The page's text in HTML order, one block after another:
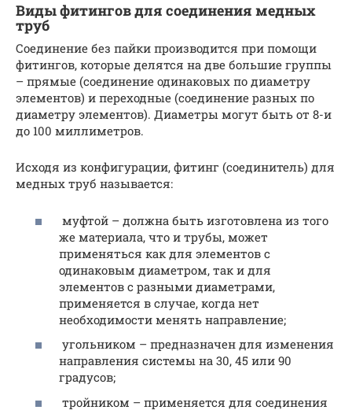
Виды фитингов для соединения медных
труб
Соединение без пайки производится при помощи
фитингов, которые делятся на две большие группы
– прямые (соединение одинаковых по диаметру
элементов) и переходные (соединение разных по
диаметру элементов). Диаметры могут быть от 8-и
до 100 миллиметров.
Исходя из конфигурации, фитинг (соединитель) для
медных труб называется:
муфтой – должна быть изготовлена из того
же материала, что и трубы, может
применяться как для элементов с
одинаковым диаметром, так и для
элементов с разными диаметрами,
применяется в случае, когда нет
необходимости менять направление;
угольником – предназначен для изменения
направления системы на 30, 45 или 90
градусов;
тройником – применяется для соединения